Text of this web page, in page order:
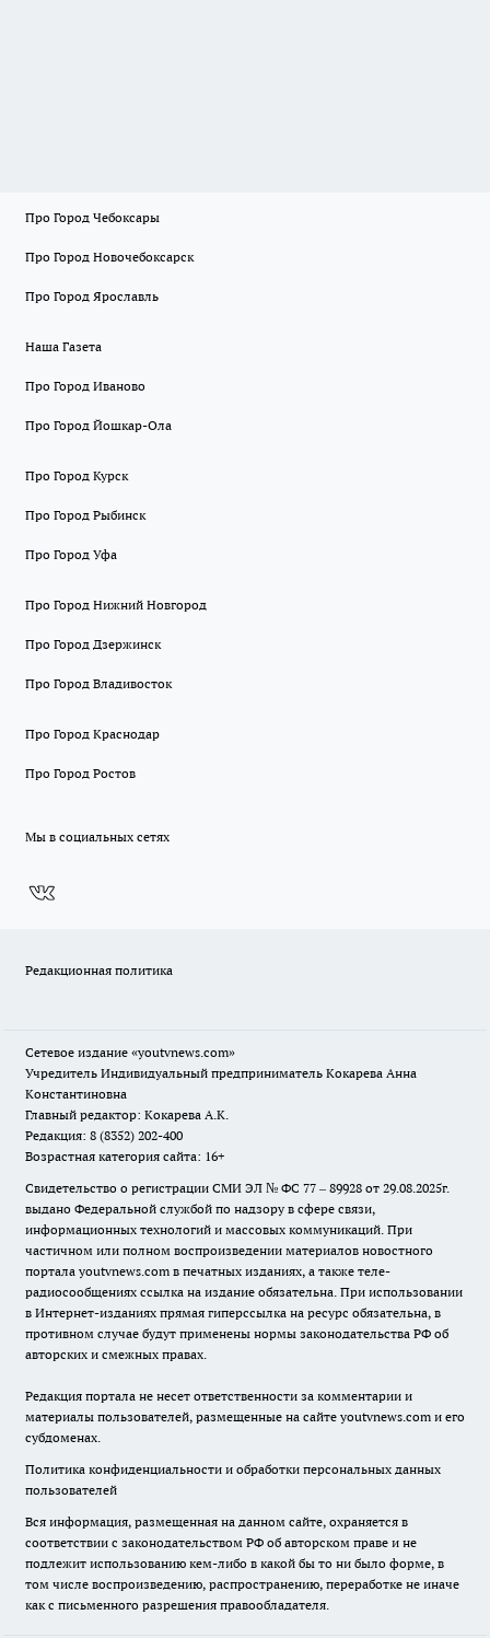
Про Город Чебоксары
Про Город Новочебоксарск
Про Город Ярославль
Наша Газета
Про Город Иваново
Про Город Йошкар-Ола
Про Город Курск
Про Город Рыбинск
Про Город Уфа
Про Город Нижний Новгород
Про Город Дзержинск
Про Город Владивосток
Про Город Краснодар
Про Город Ростов
Мы в социальных сетях
Редакционная политика
Сетевое издание «youtvnews.com»
Учредитель Индивидуальный предприниматель Кокарева Анна
Константиновна
Главный редактор: Кокарева А.К.
Редакция: 8 (8352) 202-400
Возрастная категория сайта: 16+
Свидетельство о регистрации СМИ ЭЛ № ФС 77 – 89928 от 29.08.2025г.
выдано Федеральной службой по надзору в сфере связи,
информационных технологий и массовых коммуникаций. При
частичном или полном воспроизведении материалов новостного
портала youtvnews.com в печатных изданиях, а также теле-
радиосообщениях ссылка на издание обязательна. При использовании
в Интернет-изданиях прямая гиперссылка на ресурс обязательна, в
противном случае будут применены нормы законодательства РФ об
авторских и смежных правах.
Редакция портала не несет ответственности за комментарии и
материалы пользователей, размещенные на сайте youtvnews.com и его
субдоменах.
Политика конфиденциальности и обработки персональных данных
пользователей
Вся информация, размещенная на данном сайте, охраняется в
соответствии с законодательством РФ об авторском праве и не
подлежит использованию кем-либо в какой бы то ни было форме, в
том числе воспроизведению, распространению, переработке не иначе
как с письменного разрешения правообладателя.